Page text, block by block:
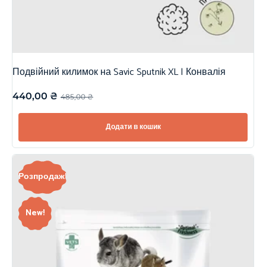
Подвійний килимок на Savic Sputnik XL | Конвалія
485,00₴
440,00 ₴
Додати в кошик
New!
Розпродаж!